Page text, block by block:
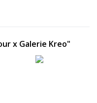
x Galerie Kreo"